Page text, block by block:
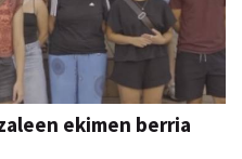
ekimen berria